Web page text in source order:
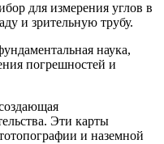
для измерения углов в
и зрительную трубу.
наука,
погрешностей и
Эти карты
и наземной